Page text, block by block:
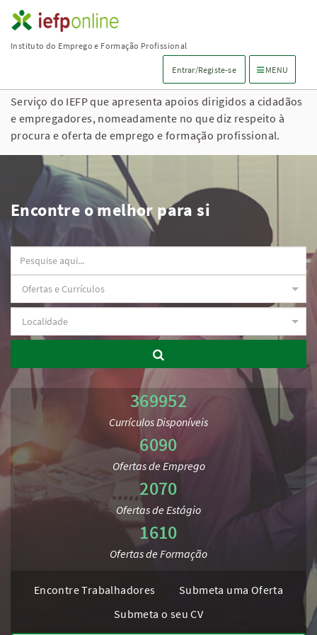
Saltar
para
principal
Instituto do Emprego e Formação Profissional
Entrar/Registe-se Menu de
MENU
Serviço do IEFP que apresenta apoios dirigidos a cidadãos
e empregadores, nomeadamente no que diz respeito à
procura e oferta de emprego e formação profissional.
Encontre o melhor para si
Observações
369952
Currículos Disponíveis
6090
Ofertas de Emprego
2070
Ofertas de Estágio
1610
Ofertas de Formação
Encontre Trabalhadores
Submeta uma Oferta
Submeta o seu CV